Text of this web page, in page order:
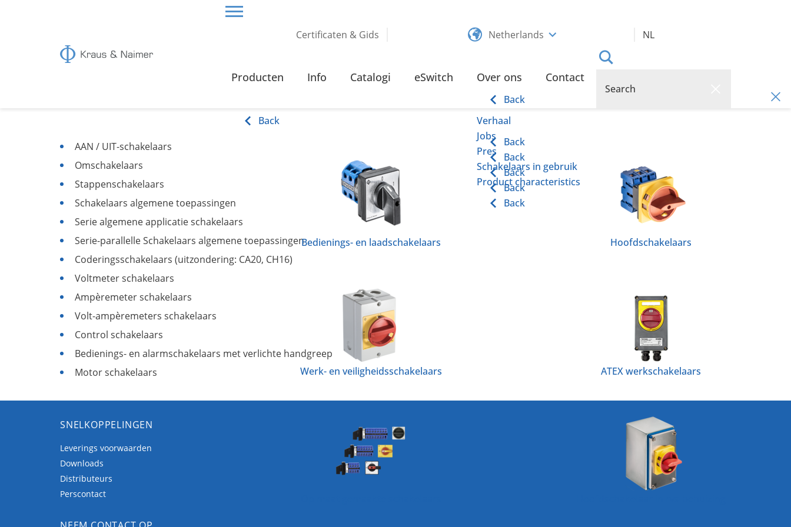
Certificaten & Gids Netherlands NL
Producten
Back
Bedienings- en laadschakelaars Hoofdschakelaars
Werk- en veiligheidsschakelaars ATEX werkschakelaars
Info Catalogi eSwitch Over ons
Back
Verhaal
Back
Jobs
Back
Pres
Back
Schakelaars in gebruik
Back
Product characteristics
Back
Contact
HOME
AAN / UIT-schakelaars
Omschakelaars
Stappenschakelaars
Schakelaars algemene toepassingen
Serie algemene applicatie schakelaars
Serie-parallelle Schakelaars algemene toepassingen
Coderingsschakelaars (uitzondering: CA20, CH16)
Voltmeter schakelaars
Ampèremeter schakelaars
Volt-ampèremeters schakelaars
Control schakelaars
Bedienings- en alarmschakelaars met verlichte handgreep
Motor schakelaars
SNELKOPPELINGEN
Leverings voorwaarden
Downloads
Distributeurs
Perscontact